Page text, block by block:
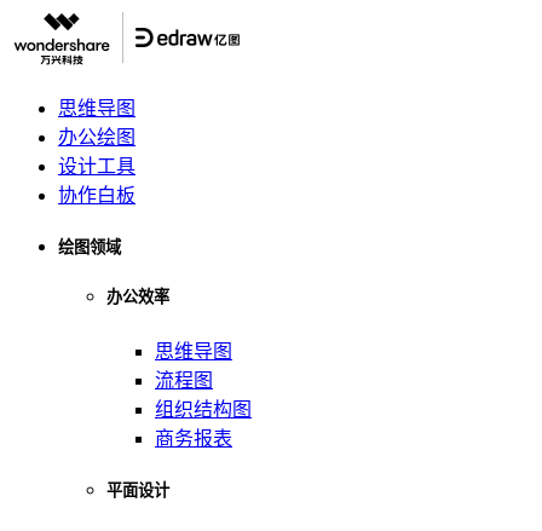
思维导图
办公绘图
设计工具
协作白板
绘图领域
办公效率
思维导图
流程图
组织结构图
商务报表
平面设计